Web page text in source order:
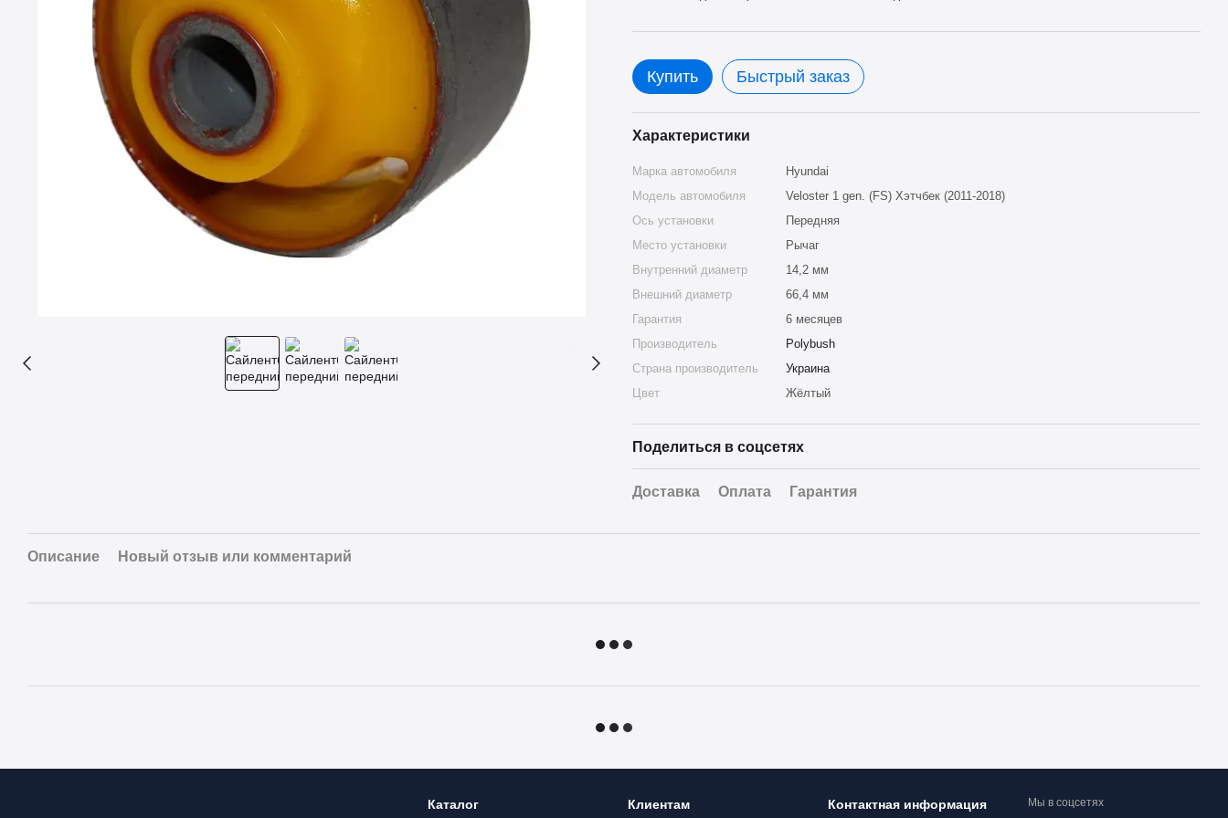
Купить Быстрый заказ
Характеристики
Марка автомобиля
Hyundai
Модель автомобиля
Veloster 1 gen. (FS) Хэтчбек (2011-2018)
Ось установки
Передняя
Место установки
Рычаг
Внутренний диаметр
14,2 мм
Внешний диаметр
66,4 мм
Гарантия
6 месяцев
Производитель
Polybush
Страна производитель
Украина
Цвет
Жёлтый
Поделиться в соцсетях
Доставка Оплата Гарантия
Описание Новый отзыв или комментарий
Каталог Клиентам Контактная информация Мы в соцсетях